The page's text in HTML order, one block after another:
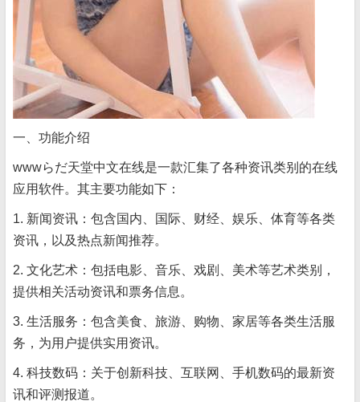
一、功能介绍
wwwらだ天堂中文在线是一款汇集了各种资讯类别的在线
应用软件。其主要功能如下：
1. 新闻资讯：包含国内、国际、财经、娱乐、体育等各类
资讯，以及热点新闻推荐。
2. 文化艺术：包括电影、音乐、戏剧、美术等艺术类别，
提供相关活动资讯和票务信息。
3. 生活服务：包含美食、旅游、购物、家居等各类生活服
务，为用户提供实用资讯。
4. 科技数码：关于创新科技、互联网、手机数码的最新资
讯和评测报道。